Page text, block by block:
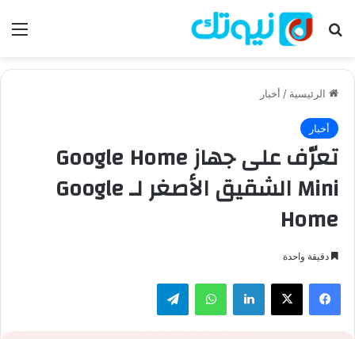
بحث عن
الرئيسية / أخبار
أخبار
تعرّف على جهاز Google Home
Mini الشقيق الأصغر لـ Google
Home
دقيقة واحدة
فيسبوك لينكدإن واتساب